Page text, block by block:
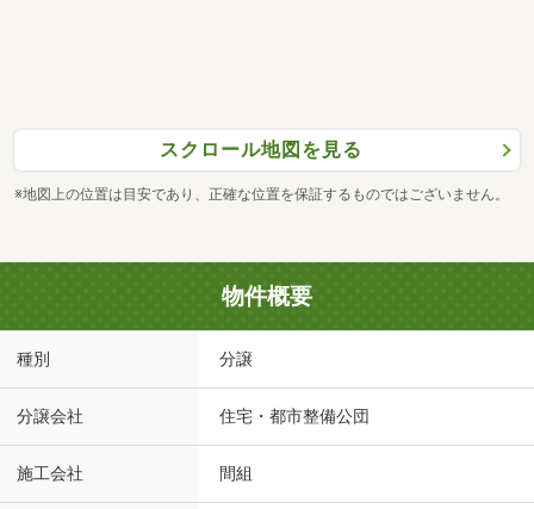
スクロール地図を見る
※地図上の位置は目安であり、正確な位置を保証するものではございません。
物件概要
種別 分譲
分譲会社 住宅・都市整備公団
施工会社 間組